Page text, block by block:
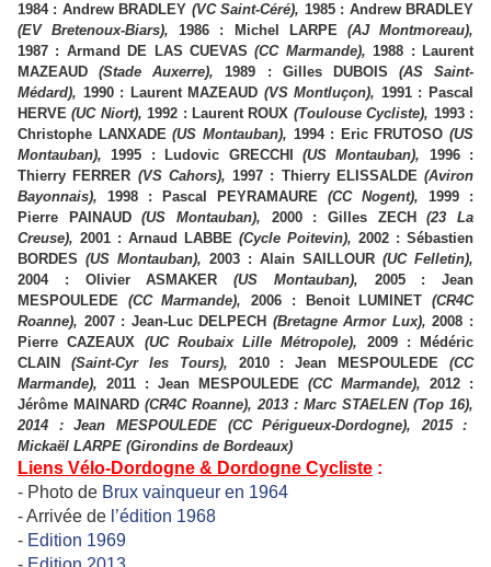
1984 : Andrew BRADLEY (VC Saint-Céré), 1985 : Andrew BRADLEY
(EV Bretenoux-Biars),1986 : Michel LARPE(AJ Montmoreau),
1987 : Armand DE LAS CUEVAS (CC Marmande),1988 : Laurent
MAZEAUD (Stade Auxerre),1989 : Gilles DUBOIS (AS Saint-
Médard), 1990 : Laurent MAZEAUD (VS Montluçon), 1991 : Pascal
HERVE (UC Niort),1992 : Laurent ROUX (Toulouse Cycliste), 1993 :
Christophe LANXADE(US Montauban), 1994 : Eric FRUTOSO (US
Montauban),1995 : Ludovic GRECCHI (US Montauban), 1996 :
Thierry FERRER (VS Cahors), 1997 : Thierry ELISSALDE(Aviron
Bayonnais), 1998 : Pascal PEYRAMAURE (CC Nogent), 1999 :
Pierre PAINAUD(US Montauban), 2000 : Gilles ZECH
(23 La
Creuse), 2001 : Arnaud LABBE (Cycle Poitevin), 2002 : Sébastien
BORDES (US Montauban), 2003 : Alain SAILLOUR (UC Felletin),
2004 : Olivier ASMAKER (US Montauban), 2005 : Jean
MESPOULEDE (CC Marmande),2006 : Benoit LUMINET (CR4C
Roanne), 2007 : Jean-Luc DELPECH (Bretagne Armor Lux),2008 :
Pierre CAZEAUX (UC Roubaix Lille Métropole), 2009 : Médéric
CLAIN
(Saint-Cyr les Tours), 2010 : Jean MESPOULEDE (CC
Marmande), 2011 : Jean MESPOULEDE (CC Marmande), 2012 :
Jérôme MAINARD (CR4C Roanne),2013 : Marc STAELEN (Top 16),
2014 : Jean MESPOULEDE (CC Périgueux-Dordogne),2015 :
Mickaël LARPE (Girondins de Bordeaux)
Liens Vélo-Dordogne & Dordogne Cycliste :
- Photo de Brux vainqueur en 1964
- Arrivée de l’édition 1968
- Edition 1969